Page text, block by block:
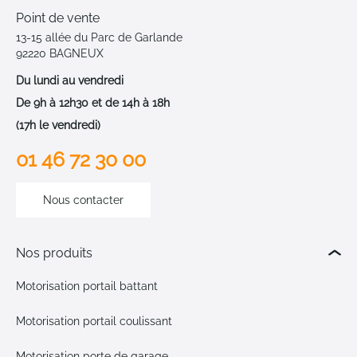
Point de vente
13-15 allée du Parc de Garlande
92220 BAGNEUX
Du lundi au vendredi
De 9h à 12h30 et de 14h à 18h
(17h le vendredi)
01 46 72 30 00
Nous contacter
Nos produits
Motorisation portail battant
Motorisation portail coulissant